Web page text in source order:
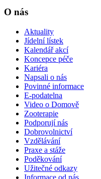
O nás
Aktuality
Jídelní lístek
Kalendář akcí
Koncepce péče
Kariéra
Napsali o nás
Povinné informace
E-podatelna
Video o Domově
Zooterapie
Podporují nás
Dobrovolnictví
Vzdělávání
Praxe a stáže
Poděkování
Užitečné odkazy
Informace od nás